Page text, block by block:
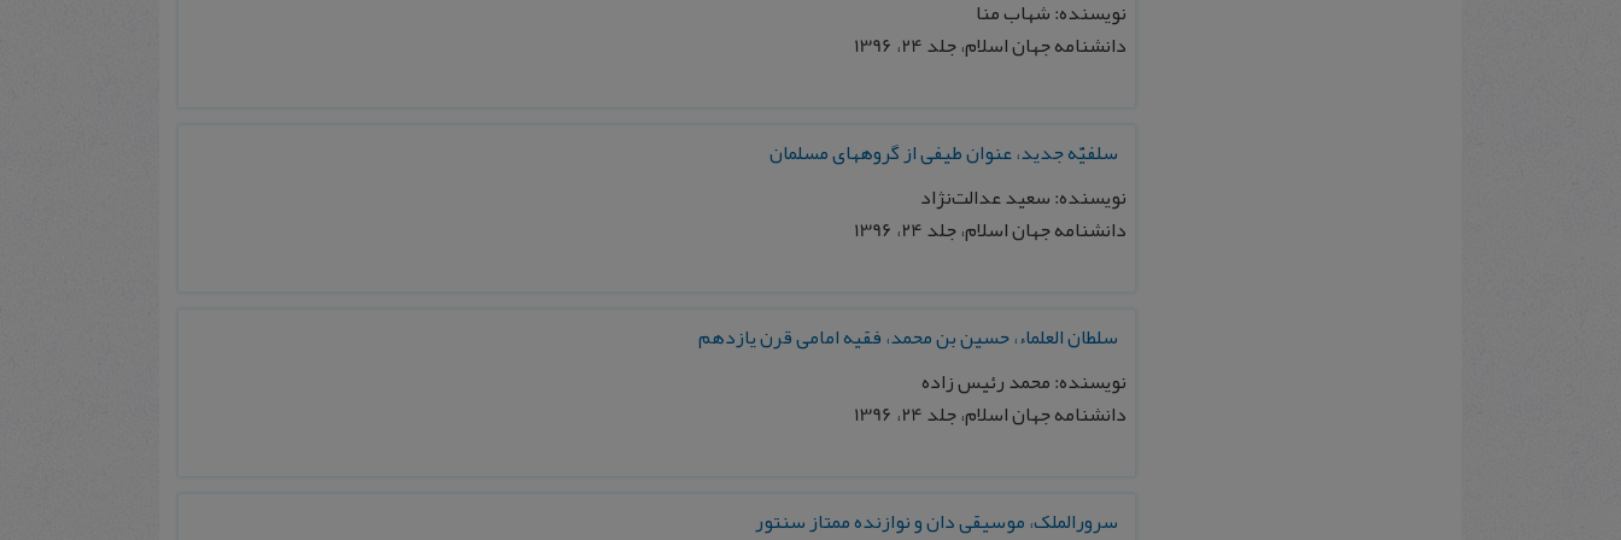
نویسنده: شهاب منا
دانشنامه جهان اسلام، جلد 24، 1396
سلفیّه جدید، عنوان طیفی از گروههای مسلمان
نویسنده: سعید عدالت‌نژاد
دانشنامه جهان اسلام، جلد 24، 1396
سلطان العلماء، حسین بن محمد، فقیه امامی قرن یازدهم
نویسنده: محمد رئیس زاده
دانشنامه جهان اسلام، جلد 24، 1396
سرورالملک، موسیقی دان و نوازنده ممتاز سنتور